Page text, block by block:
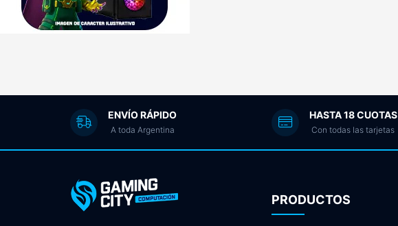
ENVÍO RÁPIDO
A toda Argentina
HASTA 18 CUOTAS
Con todas las tarjetas
PRODUCTOS